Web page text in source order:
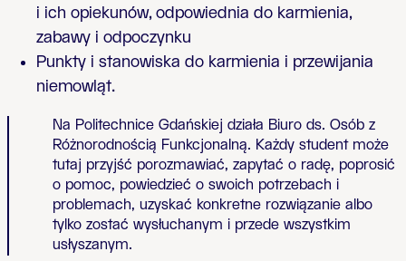
i ich opiekunów, odpowiednia do karmienia,
zabawy i odpoczynku
Punkty i stanowiska do karmienia i przewijania
niemowląt.
Na Politechnice Gdańskiej działa Biuro ds. Osób z
Różnorodnością Funkcjonalną. Każdy student może
tutaj przyjść porozmawiać, zapytać o radę, poprosić
o pomoc, powiedzieć o swoich potrzebach i
problemach, uzyskać konkretne rozwiązanie albo
tylko zostać wysłuchanym i przede wszystkim
usłyszanym.